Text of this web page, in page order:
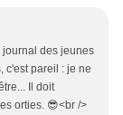
journal des jeunes
c'est pareil : je ne
Il doit
orties. 😎<br />